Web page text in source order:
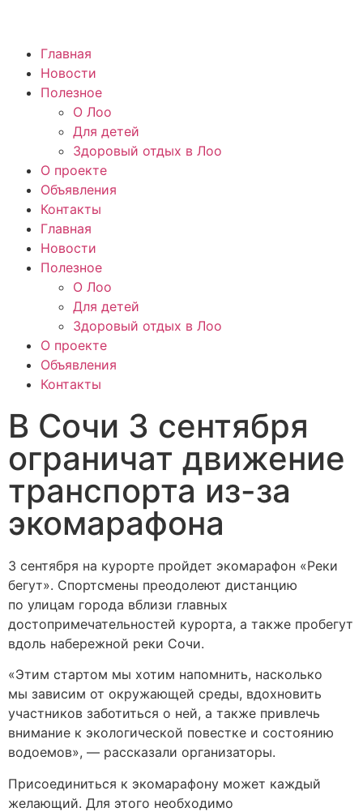
Главная
Новости
Полезное
О Лоо
Для детей
Здоровый отдых в Лоо
О проекте
Объявления
Контакты
Главная
Новости
Полезное
О Лоо
Для детей
Здоровый отдых в Лоо
О проекте
Объявления
Контакты
В Сочи 3 сентября
ограничат движение
транспорта из-за
экомарафона
3 сентября на курорте пройдет экомарафон «Реки
бегут». Спортсмены преодолеют дистанцию
по улицам города вблизи главных
достопримечательностей курорта, а также пробегут
вдоль набережной реки Сочи.
«Этим стартом мы хотим напомнить, насколько
мы зависим от окружающей среды, вдохновить
участников заботиться о ней, а также привлечь
внимание к экологической повестке и состоянию
водоемов», — рассказали организаторы.
Присоединиться к экомарафону может каждый
желающий. Для этого необходимо